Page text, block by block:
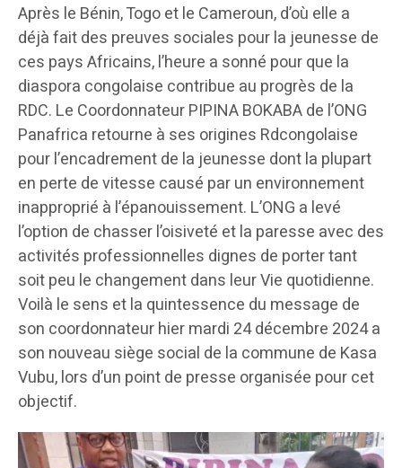
Après le Bénin, Togo et le Cameroun, d’où elle a
déjà fait des preuves sociales pour la jeunesse de
ces pays Africains, l’heure a sonné pour que la
diaspora congolaise contribue au progrès de la
RDC. Le Coordonnateur PIPINA BOKABA de l’ONG
Panafrica retourne à ses origines Rdcongolaise
pour l’encadrement de la jeunesse dont la plupart
en perte de vitesse causé par un environnement
inapproprié à l’épanouissement. L’ONG a levé
l’option de chasser l’oisiveté et la paresse avec des
activités professionnelles dignes de porter tant
soit peu le changement dans leur Vie quotidienne.
Voilà le sens et la quintessence du message de
son coordonnateur hier mardi 24 décembre 2024 a
son nouveau siège social de la commune de Kasa
Vubu, lors d’un point de presse organisée pour cet
objectif.